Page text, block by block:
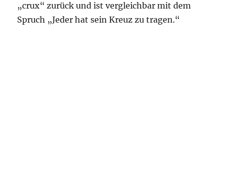
„crux“ zurück und ist vergleichbar mit dem
Spruch „Jeder hat sein Kreuz zu tragen.“